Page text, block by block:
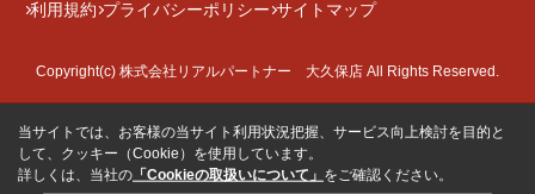
利用規約 プライバシーポリシー サイトマップ
Copyright(c) 株式会社リアルパートナー 大久保店 All Rights Reserved.
当サイトでは、お客様の当サイト利用状況把握、サービス向上検討を目的と
して、クッキー（Cookie）を使用しています。
詳しくは、当社の 「Cookieの取扱いについて」 をご確認ください。